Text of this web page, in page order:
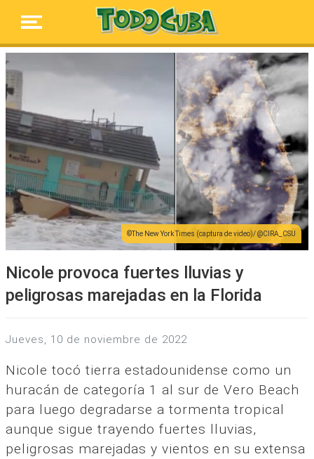
The New York Times (captura de video)/ @CIRA_CSU
Nicole provoca fuertes lluvias y
peligrosas marejadas en la Florida
jueves, 10 de noviembre de 2022
Nicole tocó tierra estadounidense como un
huracán de categoría 1 al sur de Vero Beach
para luego degradarse a tormenta tropical
aunque sigue trayendo fuertes lluvias,
peligrosas marejadas y vientos en su extensa